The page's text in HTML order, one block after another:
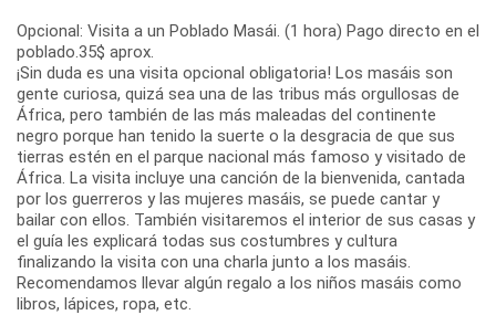
Opcional: Visita a un Poblado Masái. (1 hora) Pago directo en el
poblado.35$ aprox.
¡Sin duda es una visita opcional obligatoria! Los masáis son
gente curiosa, quizá sea una de las tribus más orgullosas de
África, pero también de las más maleadas del continente
negro porque han tenido la suerte o la desgracia de que sus
tierras estén en el parque nacional más famoso y visitado de
África. La visita incluye una canción de la bienvenida, cantada
por los guerreros y las mujeres masáis, se puede cantar y
bailar con ellos. También visitaremos el interior de sus casas y
el guía les explicará todas sus costumbres y cultura
finalizando la visita con una charla junto a los masáis.
Recomendamos llevar algún regalo a los niños masáis como
libros, lápices, ropa, etc.